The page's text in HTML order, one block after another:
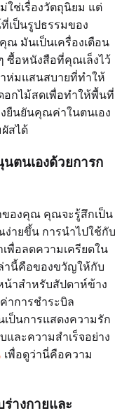
ใช่เรื่องวัตถุนิยม แต่
เป็นรูปธรรมของ
มันเป็นเครื่องเตือน
ซื้อหนังสือที่คุณเล็งไว้
ห่มแสนสบายที่ทำให้
อกไม้สดเพื่อทำให้พื้นที่
ยืนยันคุณค่าในตนเอง
สได้
ตนเองด้วยการก
ของคุณ คุณจะรู้สึกเป็น
ายขึ้น การนำไปใช้กับ
พื่อลดความเครียดใน
านี้คือของขวัญให้กับ
น้าสำหรับสัปดาห์ข้าง
าการชำระบิล
ป็นการแสดงความรัก
ละความสำเร็จอย่าง
เพื่อดูว่านี่คือความ
างกายและ